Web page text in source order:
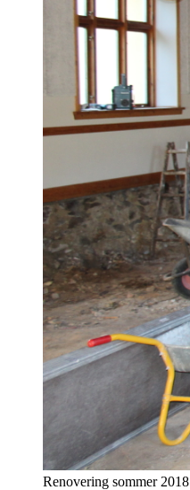
Renovering sommer 2018